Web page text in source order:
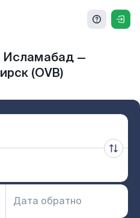
Исламабад —
(OVB)